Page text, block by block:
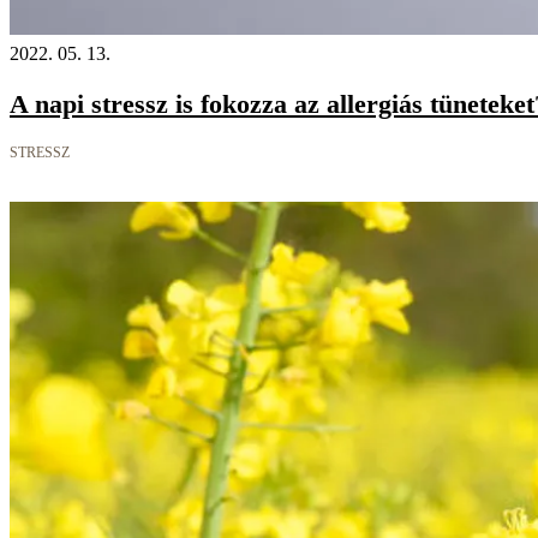
2022. 05. 13.
A napi stressz is fokozza az allergiás
STRESSZ